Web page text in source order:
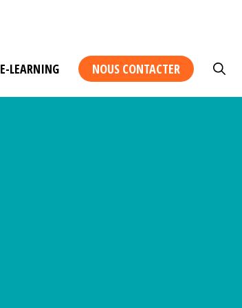
E-LEARNING NOUS CONTACTER